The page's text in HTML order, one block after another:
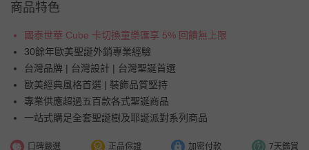
商品特色
國泰世華 Cube 卡切換童樂匯享 5% 回饋無上限
30餘年歐美聖誕外銷專業經驗
台灣品牌 | 台灣設計 | 台灣聖誕首選
歐美經典風格首選 | 裝飾品質堅持
專業供應超過五百款各式聖誕商品
一站式購足全套聖誕樹及耶誕派對系列商品
口碑嚴選 正品保證 加密付款 7天鑑賞